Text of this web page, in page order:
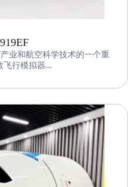
业和航空科学技术的一个重
飞行模拟器
先进的飞行控制软件、图形
对青少年用户。该设备可实
提供逼真的视觉和听觉效
行体验同时提高航空基础知